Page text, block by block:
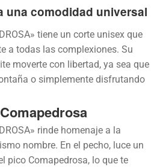
una comodidad universal
tiene un corte unisex que
a todas las complexiones. Su
moverte con libertad, ya sea que
o simplemente disfrutando
rinde homenaje a la
nombre. En el pecho, luce un
pico Comapedrosa, lo que te